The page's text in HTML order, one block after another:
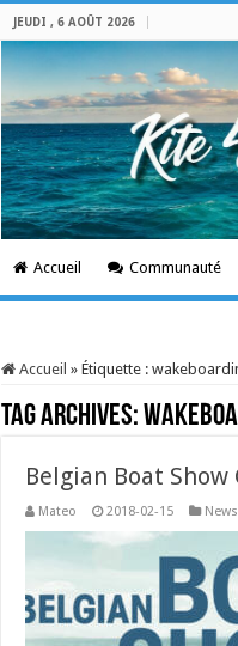
JEUDI , 6 AOÛT 2026
Accueil Communauté
Accueil » Étiquette :
Tag Archives:
Belgian Boat
Mateo 2018-02-15 News